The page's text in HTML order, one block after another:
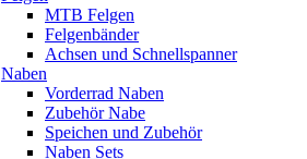
MTB Felgen
Felgenbänder
Achsen und Schnellspanner
Naben
Vorderrad Naben
Zubehör Nabe
Speichen und Zubehör
Naben Sets